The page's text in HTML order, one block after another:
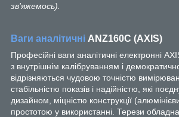
зв'яжемось).
Ваги аналітичні ANZ160С (АХIS)
Професійні ваги аналітичні електронні
з внутрішнім калібруванням і
відрізняються чудовою точністю
стабільністю показів і надійністю, які
дизайном, міцністю конструкції
простотою у використанні. Терези